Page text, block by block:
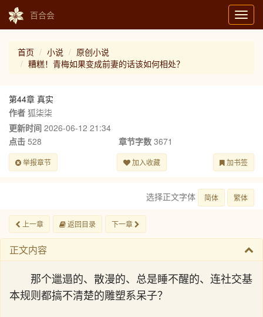
百合会
首页 小说
原创小说
糟糕！青梅如果变成前妻的话该如何相处？
第44章 真实
作者 狐柒柒
更新时间 2026-06-12 21:34
点击 528 章节字数3671
举报章节 加入收藏 加书签
选择正文字体 简体 繁体
上一章 返回目录 下一章
正文内容
那个邋遢的、散漫的、总是睡不醒的、连社交基
本规则都搞不清楚的雕塑系呆子？